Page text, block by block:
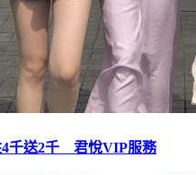
4千送2千 君悅VIP服務